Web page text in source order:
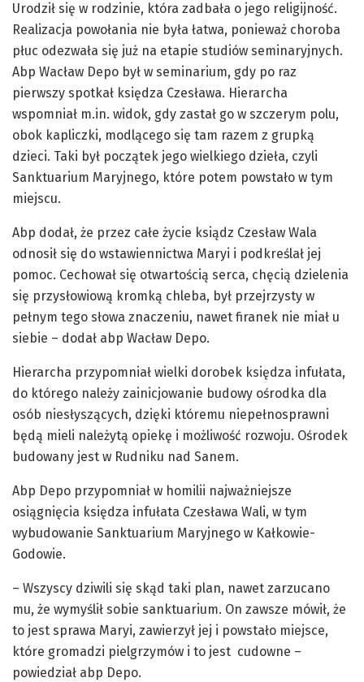
Urodził się w rodzinie, która zadbała o jego religijność.
Realizacja powołania nie była łatwa, ponieważ choroba
płuc odezwała się już na etapie studiów seminaryjnych.
Abp Wacław Depo był w seminarium, gdy po raz
pierwszy spotkał księdza Czesława. Hierarcha
wspomniał m.in. widok, gdy zastał go w szczerym polu,
obok kapliczki, modlącego się tam razem z grupką
dzieci. Taki był początek jego wielkiego dzieła, czyli
Sanktuarium Maryjnego, które potem powstało w tym
miejscu.
Abp dodał, że przez całe życie ksiądz Czesław Wala
odnosił się do wstawiennictwa Maryi i podkreślał jej
pomoc. Cechował się otwartością serca, chęcią dzielenia
się przysłowiową kromką chleba, był przejrzysty w
pełnym tego słowa znaczeniu, nawet firanek nie miał u
siebie – dodał abp Wacław Depo.
Hierarcha przypomniał wielki dorobek księdza infułata,
do którego należy zainicjowanie budowy ośrodka dla
osób niesłyszących, dzięki któremu niepełnosprawni
będą mieli należytą opiekę i możliwość rozwoju. Ośrodek
budowany jest w Rudniku nad Sanem.
Abp Depo przypomniał w homilii najważniejsze
osiągnięcia księdza infułata Czesława Wali, w tym
wybudowanie Sanktuarium Maryjnego w Kałkowie-
Godowie.
– Wszyscy dziwili się skąd taki plan, nawet zarzucano
mu, że wymyślił sobie sanktuarium. On zawsze mówił, że
to jest sprawa Maryi, zawierzył jej i powstało miejsce,
które gromadzi pielgrzymów i to jest cudowne –
powiedział abp Depo.